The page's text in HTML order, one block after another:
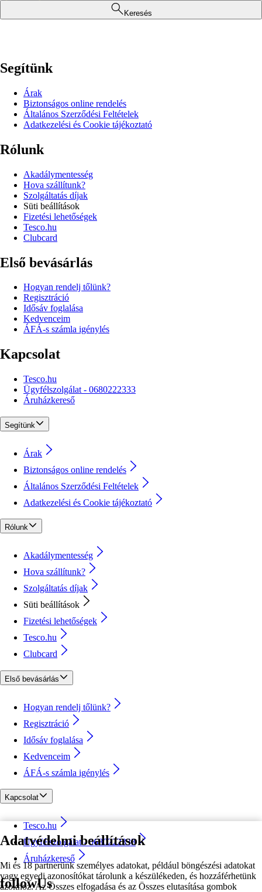
Adatvédelmi beállítások
Mi és 18 partnerünk személyes adatokat, például böngészési adatokat
vagy egyedi azonosítókat tárolunk a készülékeden, és hozzáférhetünk
azokhoz. Az Összes elfogadása és az Összes elutasítása gombok
Keresés
Segítünk
Árak
Biztonságos online rendelés
Általános Szerződési Feltételek
Adatkezelési és Cookie tájékoztató
Rólunk
Akadálymentesség
Hova szállítunk?
Szolgáltatás díjak
Süti beállítások
Fizetési lehetőségek
Tesco.hu
Clubcard
Első bevásárlás
Hogyan rendelj tőlünk?
Regisztráció
Idősáv foglalása
Kedvenceim
ÁFÁ-s számla igénylés
Kapcsolat
Tesco.hu
Ügyfélszolgálat - 0680222333
Áruházkereső
Segítünk
Árak
Biztonságos online rendelés
Általános Szerződési Feltételek
Adatkezelési és Cookie tájékoztató
Rólunk
Akadálymentesség
Hova szállítunk?
Szolgáltatás díjak
Süti beállítások
Fizetési lehetőségek
Tesco.hu
Clubcard
Első bevásárlás
Hogyan rendelj tőlünk?
Regisztráció
Idősáv foglalása
Kedvenceim
ÁFÁ-s számla igénylés
Kapcsolat
Tesco.hu
Ügyfélszolgálat - 0680222333
Áruházkereső
followUs